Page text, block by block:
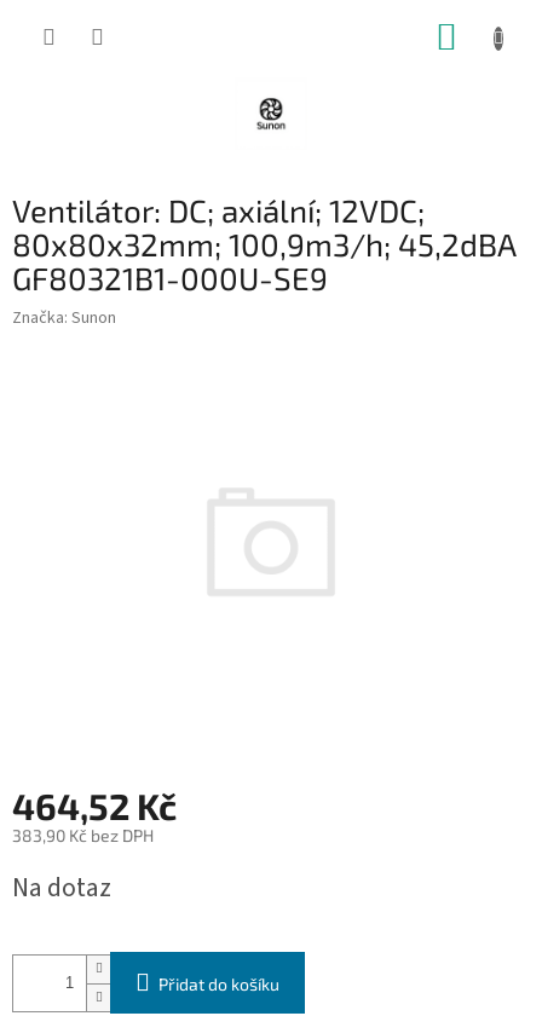
Ventilátor: DC; axiální; 12VDC;
80x80x32mm; 100,9m3/h; 45,2dBA
GF80321B1-000U-SE9
Značka: Sunon
464,52 Kč
383,90 Kč bez DPH
cena:
Na dotaz
Přidat do košíku